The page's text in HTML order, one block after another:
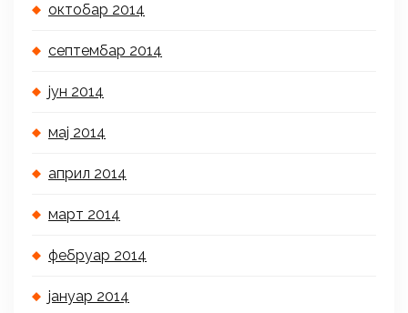
октобар 2014
септембар 2014
јун 2014
мај 2014
април 2014
март 2014
фебруар 2014
јануар 2014